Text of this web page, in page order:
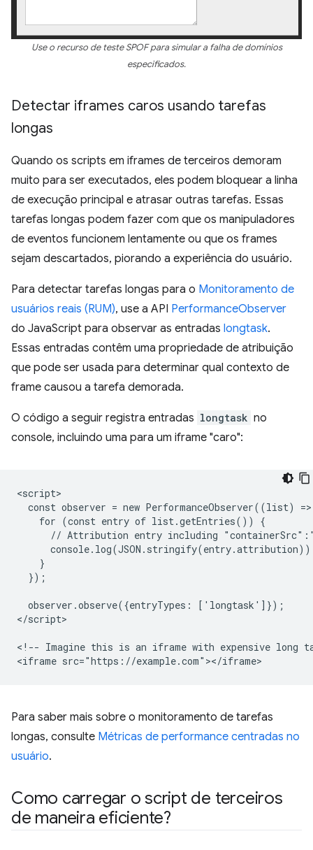
Use o recurso de teste SPOF para simular a falha de domínios
especificados.
Detectar iframes caros usando tarefas
longas
Quando os scripts em iframes de terceiros demoram
muito para ser executados, eles podem bloquear a linha
de execução principal e atrasar outras tarefas. Essas
tarefas longas podem fazer com que os manipuladores
de eventos funcionem lentamente ou que os frames
sejam descartados, piorando a experiência do usuário.
Para detectar tarefas longas para o Monitoramento de
usuários reais (RUM), use a API PerformanceObserver
do JavaScript para observar as entradas longtask.
Essas entradas contêm uma propriedade de atribuição
que pode ser usada para determinar qual contexto de
frame causou a tarefa demorada.
O código a seguir registra entradas longtask no
console, incluindo uma para um iframe "caro":
<script>
const observer = new PerformanceObserver((list)
    for (const entry of list.getEntries()) {
// Attribution entry including
    }
  });
  observer.observe({entryTypes: ['longtask']});
</script>
<!-- Imagine this is an iframe with expensive long
Para saber mais sobre o monitoramento de tarefas
longas, consulte Métricas de performance centradas no
usuário.
Como carregar o script de terceiros
de maneira eficiente?